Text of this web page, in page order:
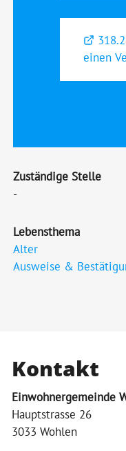
einen
Zuständige Stelle
-
Lebensthema
Alter
Ausweise &
Kontakt
Einwohnergemeinde
Hauptstrasse 26
3033 Wohlen